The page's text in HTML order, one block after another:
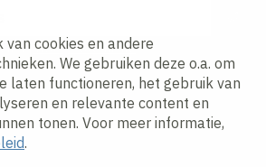
van cookies en andere
We gebruiken deze o.a. om
laten functioneren, het gebruik van
en relevante content en
tonen. Voor meer informatie,
.
hetprivacy statement.